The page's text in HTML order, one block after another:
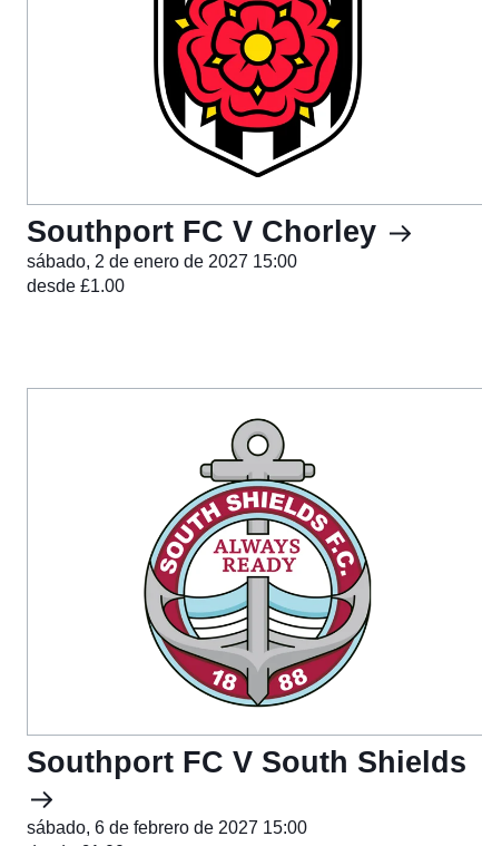
Southport FC V Chorley
sábado, 2 de enero de 2027 15:00
desde £1.00
Southport FC V South Shields
sábado, 6 de febrero de 2027 15:00